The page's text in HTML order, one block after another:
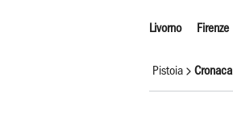
Livorno Firenze
Pistoia Cronaca